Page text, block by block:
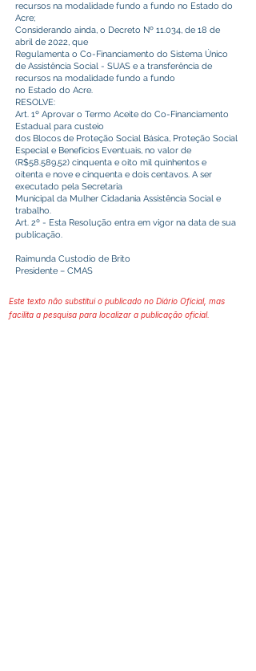
recursos na modalidade fundo a fundo no Estado do
Acre;
Considerando ainda, o Decreto Nº 11.034, de 18 de
abril de 2022, que
Regulamenta o Co-Financiamento do Sistema Único
de Assistência Social - SUAS e a transferência de
recursos na modalidade fundo a fundo
no Estado do Acre.
RESOLVE:
Art. 1º Aprovar o Termo Aceite do Co-Financiamento
Estadual para custeio
dos Blocos de Proteção Social Básica, Proteção Social
Especial e Benefícios Eventuais, no valor de
(R$58.589,52) cinquenta e oito mil quinhentos e
oitenta e nove e cinquenta e dois centavos. A ser
executado pela Secretaria
Municipal da Mulher Cidadania Assistência Social e
trabalho.
Art. 2º - Esta Resolução entra em vigor na data de sua
publicação.
Raimunda Custodio de Brito
Presidente – CMAS
Este texto não substitui o publicado no Diário Oficial, mas
facilita a pesquisa para localizar a publicação oficial.